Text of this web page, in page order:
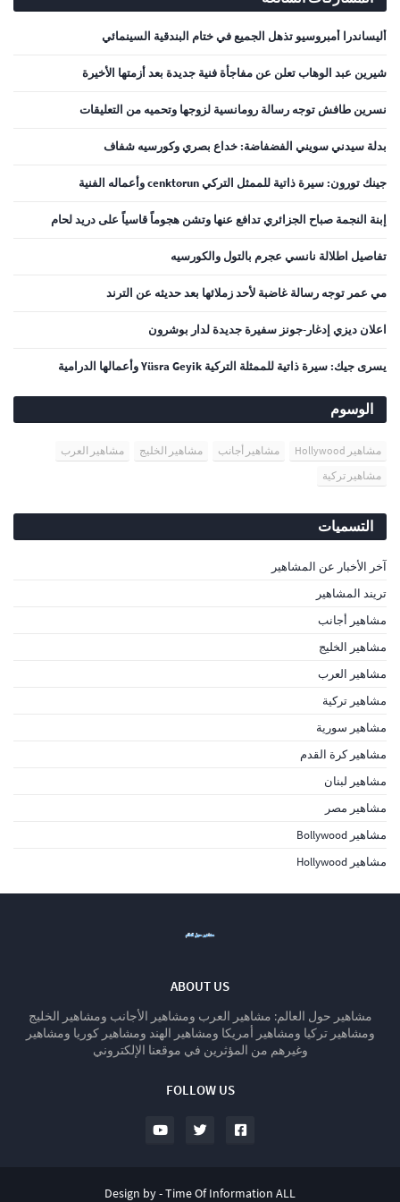
أليساندرا أمبروسيو تذهل الجميع في ختام البندقية السينمائي
شيرين عبد الوهاب تعلن عن مفاجأة فنية جديدة بعد أزمتها الأخيرة
نسرين طافش توجه رسالة رومانسية لزوجها وتحميه من التعليقات
بدلة سيدني سويني الفضفاضة: خداع بصري وكورسيه شفاف
جينك تورون: سيرة ذاتية للممثل التركي cenktorun وأعماله الفنية
إبنة النجمة صباح الجزائري تدافع عنها وتشن هجوماً قاسياً على دريد لحام
تفاصيل اطلالة نانسي عجرم بالتول والكورسيه
مي عمر توجه رسالة غاضبة لأحد زملائها بعد حديثه عن الترند
اعلان ديزي إدغار-جونز سفيرة جديدة لدار بوشرون
يسرى جيك: سيرة ذاتية للممثلة التركية Yüsra Geyik وأعمالها الدرامية
الوسوم
مشاهير Hollywood مشاهير أجانب مشاهير الخليج
مشاهير العرب
مشاهير تركية
التسميات
آخر الأخبار عن المشاهير
تريند المشاهير
مشاهير أجانب
مشاهير الخليج
مشاهير العرب
مشاهير تركية
مشاهير سورية
مشاهير كرة القدم
مشاهير لبنان
مشاهير مصر
مشاهير Bollywood
مشاهير Hollywood
ABOUT US
مشاهير حول العالم: مشاهير العرب ومشاهير الأجانب ومشاهير الخليج
ومشاهير تركيا ومشاهير أمريكا ومشاهير الهند ومشاهير كوريا ومشاهير
وغيرهم من المؤثرين في موقعنا الإلكتروني
FOLLOW US
Design by -Time Of Information ALL